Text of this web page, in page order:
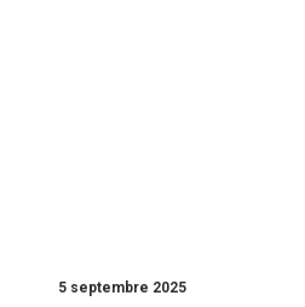
5 septembre 2025